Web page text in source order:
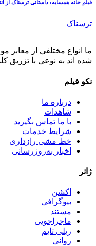
فیلم خانه همسایه: داستانی ترسناک از
ترسناک
ما انواع مختلفی از معابر
شده اند به نوعی با تزریق
نکو فیلم
درباره ما
شاهدات
با ما تماس بگیرید
شرایط خدمات
خط مشی رازداری
اخبار به‌روزرسانی
ژانر
اکشن
بیوگرافی
مستند
ماجراجویی
ریلی تایم
روانی